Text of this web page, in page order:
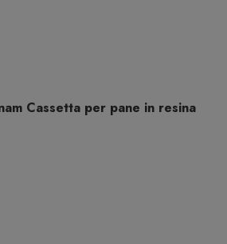
Cassetta per pane in resina